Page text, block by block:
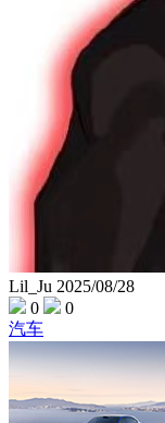
Lil_Ju 2025/08/28
0
0
汽车